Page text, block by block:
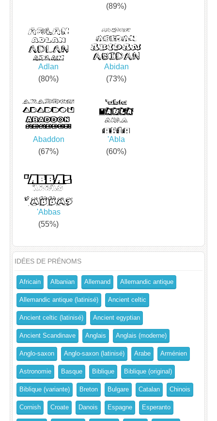
(89%)
Adlan
(80%)
Abidan
(73%)
Abaddon
(67%)
'Abla
(60%)
'Abbas
(55%)
IDÉES DE PRÉNOMS
Africain Albanian Allemand Allemandic antique
Allemandic antique (latinisé) Ancient celtic
Ancient celtic (latinisé) Ancient egyptian
Ancient Scandinave Anglais Anglais (moderne)
Anglo-saxon Anglo-saxon (latinisé) Arabe Arménien
Astronomie Basque Biblique Biblique (original)
Biblique (variante) Breton Bulgare Catalan Chinois
Cornish Croate Danois Espagne Esperanto